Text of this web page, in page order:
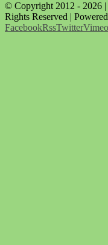
© Copyright 2012 - 2026
Rights Reserved |
FacebookRssTwitterVimeo